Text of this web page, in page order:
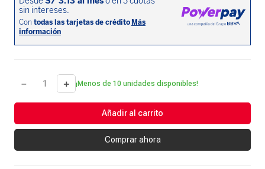
＋
－ ¡Menos de 10 unidades disponibles!
Añadir al carrito
Comprar ahora